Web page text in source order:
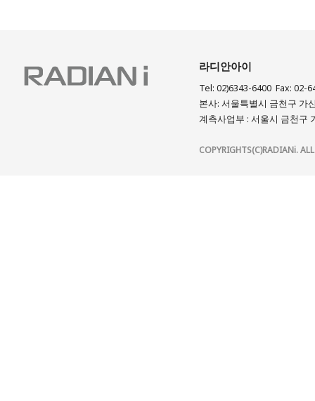
라디안아이
Tel: 02)6343-6400 Fax:
본사: 서울특별시 금천구 가
계측사업부 : 서울시 금천구
COPYRIGHTS(C)RADIANi. ALL